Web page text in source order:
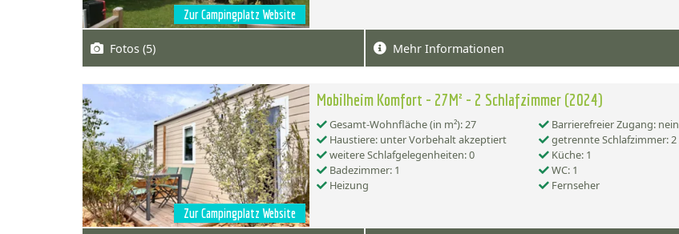
Zur Campingplatz Website
Fotos (5) Mehr Informationen
Zur Campingplatz Website
Mobilheim Komfort - 27M² - 2 Schlafzimmer (2024)
Gesamt-Wohnfläche (in m²): 27
Barrierefreier Zugang: nein
Haustiere: unter Vorbehalt akzeptiert
getrennte Schlafzimmer: 2
weitere Schlafgelegenheiten: 0
Küche: 1
Badezimmer: 1
WC: 1
Heizung
Fernseher